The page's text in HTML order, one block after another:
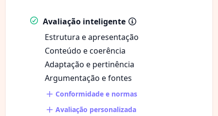
Avaliação inteligente
Estrutura e apresentação
Conteúdo e coerência
Adaptação e pertinência
Argumentação e fontes
Conformidade e normas
Avaliação personalizada